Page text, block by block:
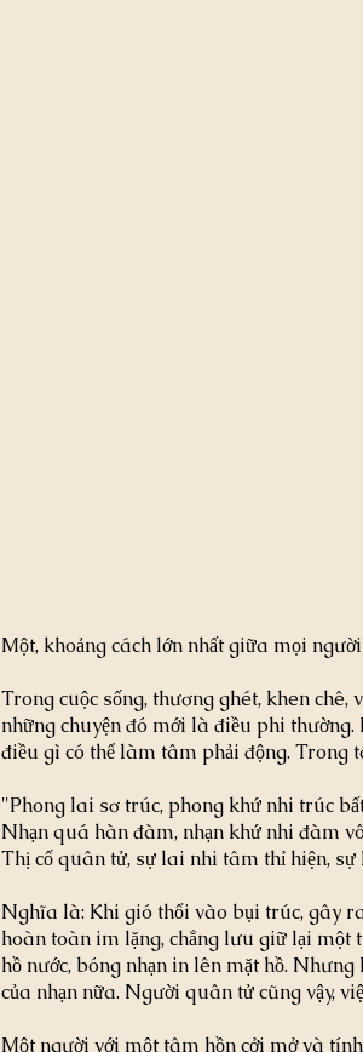
Một, khoảng cách lớn nhất giữa mọi
Trong cuộc sống, thương ghét, khen
những chuyện đó mới là điều phi
điều gì có thể làm tâm phải động. Trong
"Phong lai sơ trúc, phong khứ nhi trúc
Nhạn quá hàn đàm, nhạn khứ nhi đàm
Thị cố quân tử, sự lai nhi tâm thỉ hiện,
Nghĩa là: Khi gió thổi vào bụi trúc, gây
hoàn toàn im lặng, chẳng lưu giữ lại
hồ nước, bóng nhạn in lên mặt hồ.
của nhạn nữa. Người quân tử cũng vậy,
Một người với một tâm hồn cởi mở và